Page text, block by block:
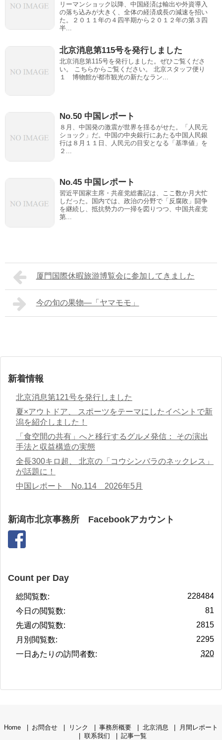
リーマンショック以降、中国経済は輸出や外資導入
の落ち込みが大きく、全体の経済成長の減速を招い
た。２０１１年の４四半期から２０１２年の第３四
半...
北京消息第115号を発行しました
北京消息第115号を発行しました。ぜひご覧くださ
い。 こちらからご覧ください。 北京スタッフ便り
１ 博物館が都市観光の新たなラン...
No.50 中国レポート
８月、中国発の激震が世界を揺るがせた。「人民元
ショック」だ。中国の中央銀行にあたる中国人民銀
行は８月１１日、人民元の目安となる「基準値」を
２...
No.45 中国レポート
習近平国家主席・共産党総書記は、ここ数か月大忙
しだった。国内では、政治の分野で「反腐敗」闘争
を継続し、抵抗勢力の一掃を図りつつ、中国共産党
第...
厦門国際休暇旅游博覧会に参加してきました
今の旬の果物―「ヤマモモ」
新着情報
北京消息第121号を発行しました
夏×アウトドア、 スポーツをテーマにしたイベントで新
潟を紹介しました！
「食空間の共有」へと移行するグルメ発信： その演出
手法と収益構造の実態
全長300キロ超、 北京の「コウシンバラのネックレス」
が話題に！
中国レポート No.114 2026年5月
新潟市北京事務所 Facebookアカウント
Count per Day
228484
総閲覧数:
81
今日の閲覧数:
2815
先週の閲覧数:
2295
月別閲覧数:
320
一日あたりの訪問者数:
Home お問合せ リンク 事務所概要 北京消息
月間レポート
联系我们
記事一覧